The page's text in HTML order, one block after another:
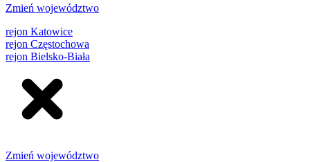
Zmień województwo
rejon Katowice
rejon Częstochowa
rejon Bielsko-Biała
Zmień województwo